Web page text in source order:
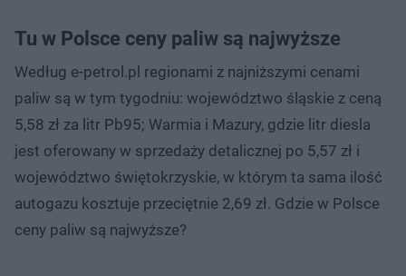
Tu w Polsce ceny paliw są najwyższe
Według e-petrol.pl regionami z najniższymi cenami
paliw są w tym tygodniu: województwo śląskie z ceną
5,58 zł za litr Pb95; Warmia i Mazury, gdzie litr diesla
jest oferowany w sprzedaży detalicznej po 5,57 zł i
województwo świętokrzyskie, w którym ta sama ilość
autogazu kosztuje przeciętnie 2,69 zł. Gdzie w Polsce
ceny paliw są najwyższe?